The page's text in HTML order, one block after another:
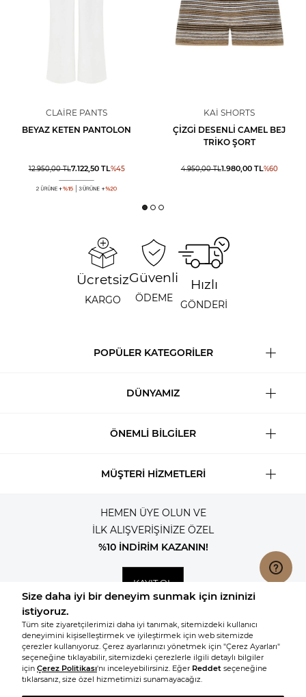
CLAIRE PANTS
BEYAZ KETEN PANTOLON
12.950,00TL7.122,50TL%45
KAI SHORTS
ÇIZGI DESENLI CAMEL BEJ
TRIKO ŞORT
4.950,00TL1.980,00TL%60
Ücretsiz
KARGO
Güvenli
ÖDEME
Hızlı
GÖNDERİ
POPÜLER KATEGORİLER
DÜNYAMIZ
ÖNEMLİ BİLGİLER
MÜŞTERİ HİZMETLERİ
HEMEN ÜYE OLUN VE
İLK ALIŞVERİŞİNİZE ÖZEL
%10 İNDİRİM KAZANIN!
KAYIT OL